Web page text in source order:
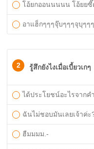
โอ้ยกออนนนนน โอ้ยย
อาแฮ็กๆๆๆจุ๊บๆๆๆจุบุๆๆๆ
2 รู้สึกยังไงเมื่อเบี้ยวเกๆ
ได้ประโยชน์อะไรจากค
ฉันไม่ชอบมันเลยเจ้าค่ะ
ฮืมมมม.-